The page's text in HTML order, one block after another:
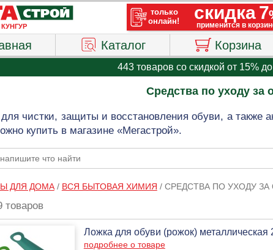
КУНГУР
Каталог Корзина
443 товаров со скидкой от 15%
Средства по уходу за
чистки, защиты и восстановления обуви, а также
купить в магазине «Мегастрой».
ДЛЯ ДОМА/ ВСЯ БЫТОВАЯ ХИМИЯ / СРЕДСТВА ПО УХОДУ
товаров
Ложка для обуви (рожок) металлическая
подробнее о товаре